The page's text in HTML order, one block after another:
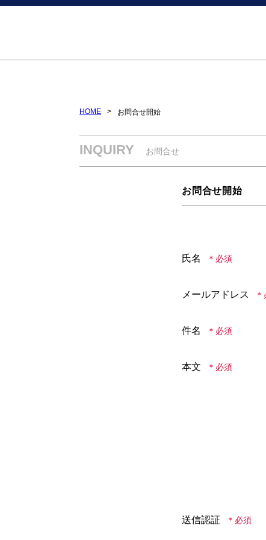
HOME お問合せ開始
INQUIRY お問合せ
お問合せ開始
氏名
メールアドレス
件名
本文
送信認証